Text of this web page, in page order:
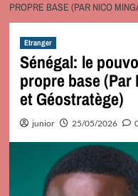
PROPRE BASE (PAR NICO
Etranger
Sénégal: le
propre base
et Géostratège)
junior 25/05/2026